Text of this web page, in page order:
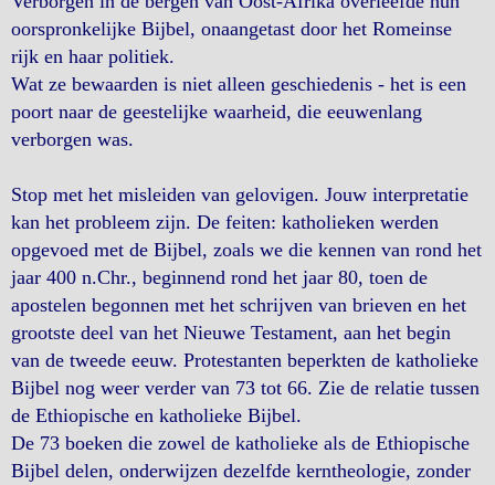
oorspronkelijke Bijbel, onaangetast door het Romeinse
rijk en haar politiek.
Wat ze bewaarden is niet alleen geschiedenis - het is een
poort naar de geestelijke waarheid, die eeuwenlang
verborgen was.
Stop met het misleiden van gelovigen. Jouw interpretatie
kan het probleem zijn. De feiten: katholieken werden
opgevoed met de Bijbel, zoals we die kennen van rond het
jaar 400 n.Chr., beginnend rond het jaar 80, toen de
apostelen begonnen met het schrijven van brieven en het
grootste deel van het Nieuwe Testament, aan het begin
van de tweede eeuw. Protestanten beperkten de katholieke
Bijbel nog weer verder van 73 tot 66. Zie de relatie tussen
de Ethiopische en katholieke Bijbel.
De 73 boeken die zowel de katholieke als de Ethiopische
Bijbel delen, onderwijzen dezelfde kerntheologie, zonder